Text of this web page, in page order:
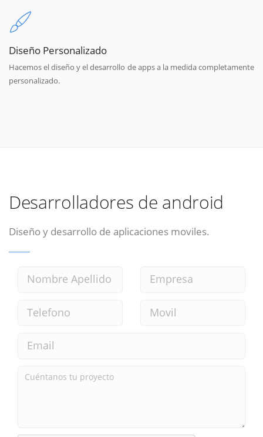
Diseño Personalizado
Hacemos el diseño y el desarrollo de apps a la medida completamente
personalizado.
Desarrolladores de android
Diseño y desarrollo de aplicaciones moviles.